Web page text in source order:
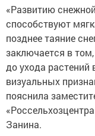
«Развитию
способствуют
позднее таяние
заключается в
до ухода
визуальных
пояснила
Занина.